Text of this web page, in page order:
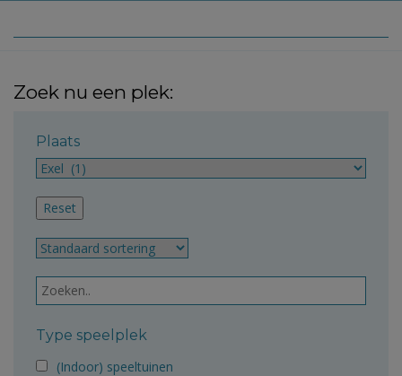
Zoek nu een plek:
Plaats
Type speelplek
(Indoor) speeltuinen